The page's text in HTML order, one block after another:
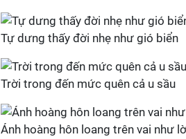
Tự dưng thấy đời nhẹ như gió biển
Trời trong đến mức quên cả u sầu
Ánh hoàng hôn loang trên vai như